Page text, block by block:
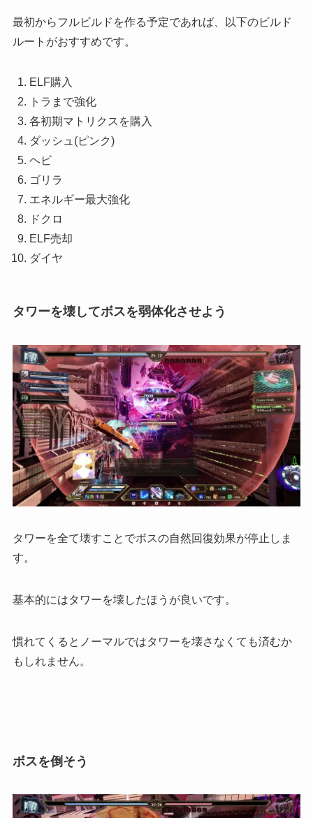
最初からフルビルドを作る予定であれば、以下のビルド
ルートがおすすめです。
ELF購入
トラまで強化
各初期マトリクスを購入
ダッシュ(ピンク)
ヘビ
ゴリラ
エネルギー最大強化
ドクロ
ELF売却
ダイヤ
タワーを壊してボスを弱体化させよう
タワーを全て壊すことでボスの自然回復効果が停止しま
す。
基本的にはタワーを壊したほうが良いです。
慣れてくるとノーマルではタワーを壊さなくても済むか
もしれません。
ボスを倒そう